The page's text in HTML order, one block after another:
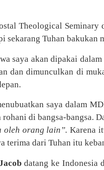
Theological
sekarang Tuhan
saya akan dipakai
dan dimunculkan di
saya dalam
di bangsa-bangsa.
oleh orang lain”.Karena
terima dari Tuhan itu
datang ke Indonesia